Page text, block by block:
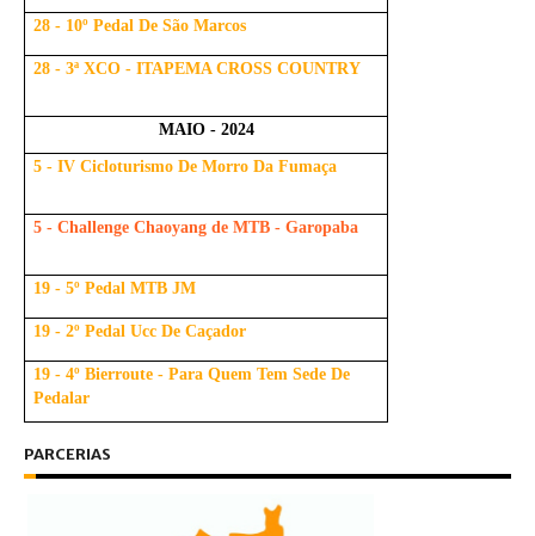
28 - 10º Pedal De São Marcos
28 - 3ª XCO - ITAPEMA CROSS COUNTRY
MAIO - 2024
5 - IV Cicloturismo De Morro Da Fumaça
5 - Challenge Chaoyang de MTB - Garopaba
19 - 5º Pedal MTB JM
19 - 2º Pedal Ucc De Caçador
19 - 4º Bierroute - Para Quem Tem Sede De
Pedalar
PARCERIAS